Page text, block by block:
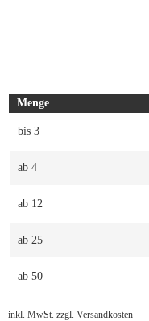
Menge
bis 3
ab 4
ab 12
ab 25
ab 50
inkl. MwSt. zzgl. Versandkosten